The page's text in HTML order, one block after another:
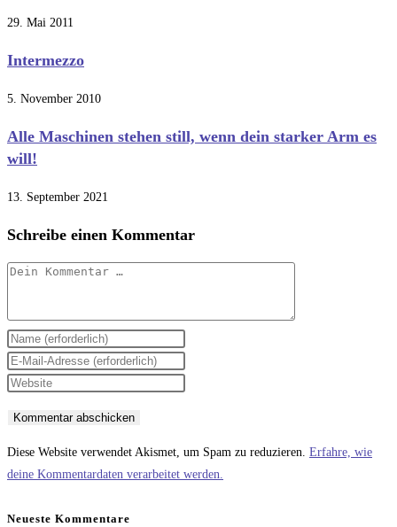
29. Mai 2011
Intermezzo
5. November 2010
Alle Maschinen stehen still, wenn dein starker Arm es
will!
13. September 2021
Schreibe einen Kommentar
Kommentar
Gib
deinen
Namen
zum
Kommentieren
Gib
deine
Adresse
zum
ein
Gib
URL
ein
Diese Website verwendet Akismet, um Spam zu reduzieren. Erfahre, wie
deine Kommentardaten verarbeitet werden.
Neueste Kommentare